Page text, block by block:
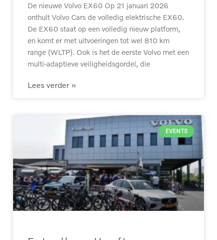
De nieuwe Volvo EX60 Op 21 januari 2026
onthult Volvo Cars de volledig elektrische EX60.
De EX60 staat op een volledig nieuw platform,
en komt er met uitvoeringen tot wel 810 km
range (WLTP). Ook is het de eerste Volvo met een
multi-adaptieve veiligheidsgordel, die
Lees verder »
EVENTS